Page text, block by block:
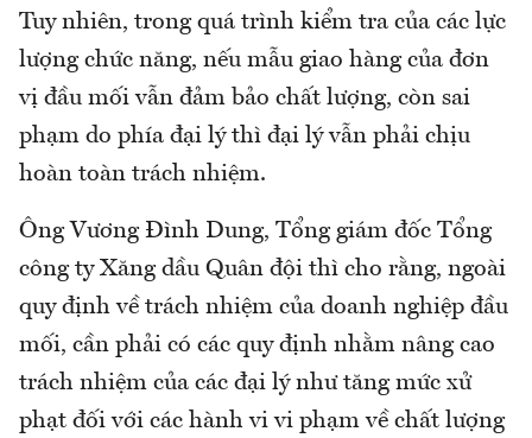
Tuy nhiên, trong quá trình kiểm tra của các lực
lượng chức năng, nếu mẫu giao hàng của đơn
vị đầu mối vẫn đảm bảo chất lượng, còn sai
phạm do phía đại lý thì đại lý vẫn phải chịu
hoàn toàn trách nhiệm.
Ông Vương Đình Dung, Tổng giám đốc Tổng
công ty Xăng dầu Quân đội thì cho rằng, ngoài
quy định về trách nhiệm của doanh nghiệp đầu
mối, cần phải có các quy định nhằm nâng cao
trách nhiệm của các đại lý như tăng mức xử
phạt đối với các hành vi vi phạm về chất lượng